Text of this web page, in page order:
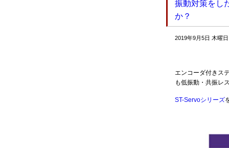
振動対策をし
か？
2019年9月5日 木曜日
エンコーダ付きス
も低振動・共振レ
ST-Servoシリーズ